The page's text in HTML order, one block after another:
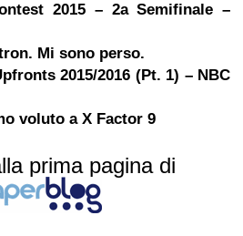
2015 – 2a Semifinale –
Mi sono perso.
2015/2016 (Pt. 1) – NBC
voluto a X Factor 9
prima pagina di